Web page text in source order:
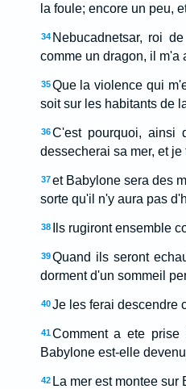
la foule; encore un peu,
34 Nebucadnetsar, roi
comme un dragon, il m'a
35 Que la violence qui
soit sur les habitants de
36 C'est pourquoi, ainsi
dessecherai sa mer, et je
37 et Babylone sera des
sorte qu'il n'y aura pas
38 Ils rugiront ensemble
39 Quand ils seront
dorment d'un sommeil
40 Je les ferai descendre
41 Comment a ete
Babylone est-elle
42 La mer est montee